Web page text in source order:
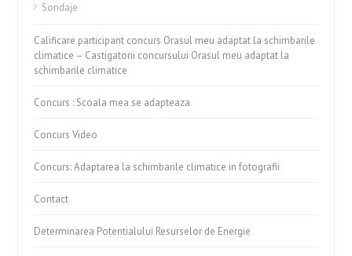
Sondaje
Calificare participant concurs Orasul meu adaptat la schimbarile
climatice – Castigatorii concursului Orasul meu adaptat la
schimbarile climatice
Concurs : Scoala mea se adapteaza
Concurs Video
Concurs: Adaptarea la schimbarile climatice in fotografii
Contact
Determinarea Potentialului Resurselor de Energie